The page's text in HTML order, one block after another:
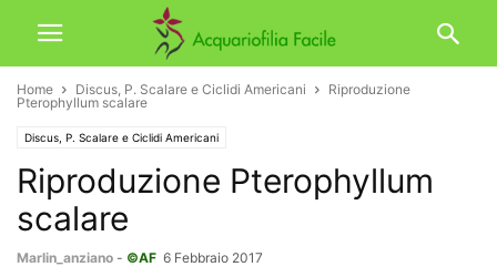
Home Discus, P. Scalare e Ciclidi Americani
Riproduzione
Pterophyllum scalare
Discus, P. Scalare e Ciclidi Americani
Riproduzione Pterophyllum
scalare
Marlin_anziano - ©AF 6 Febbraio 2017